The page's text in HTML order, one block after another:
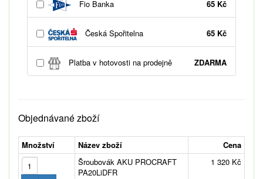
Fio Banka 65 Kč
Česká Spořitelna 65 Kč
Platba v hotovosti na prodejně ZDARMA
Objednávané zboží
Množství Název zboží
Cena
Šroubovák AKU PROCRAFT
PA20LiDFR
1 320 Kč